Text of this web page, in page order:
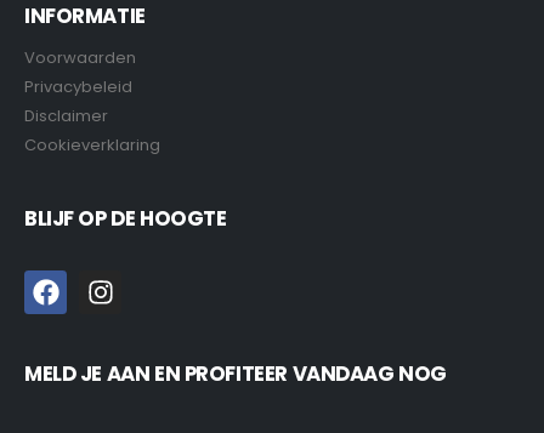
INFORMATIE
Voorwaarden
Privacybeleid
Disclaimer
Cookieverklaring
BLIJF OP DE HOOGTE
MELD JE AAN EN PROFITEER VANDAAG NOG